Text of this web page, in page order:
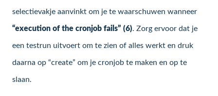
selectievakje aanvinkt om je te waarschuwen wanneer
“execution of the cronjob fails” (6). Zorg ervoor dat je
een testrun uitvoert om te zien of alles werkt en druk
daarna op “create” om je cronjob te maken en op te
slaan.